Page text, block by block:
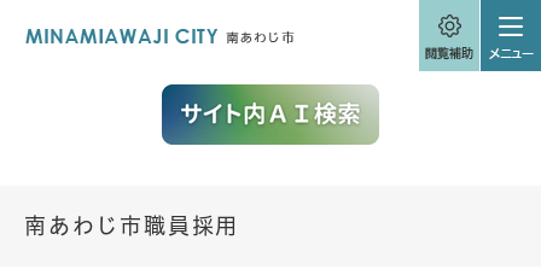
南あわじ市職員採用